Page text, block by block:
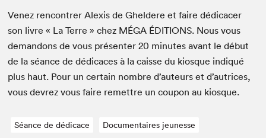
Venez ren­con­tr­er Alex­is de Gheldere et faire dédi­cac­er
son livre « La Terre » chez MÉGA ÉDI­TIONS. Nous vous
deman­dons de vous présen­ter20 min­utes avant le début
de la séance de dédi­caces à la caisse du kiosque indiqué
plus haut. Pour un cer­tain nom­bre d’auteurs et d’autrices,
vous devrez vous faire remet­tre un coupon au kiosque.
Séance de dédicace Documentaires jeunesse